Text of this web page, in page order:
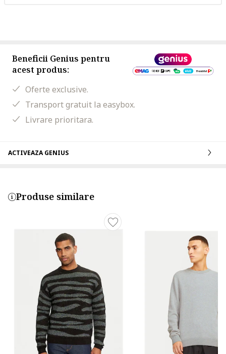
Beneficii Genius pentru
acest produs:
Oferte exclusive.
Transport gratuit la easybox.
Livrare prioritara.
ACTIVEAZA GENIUS
Produse similare